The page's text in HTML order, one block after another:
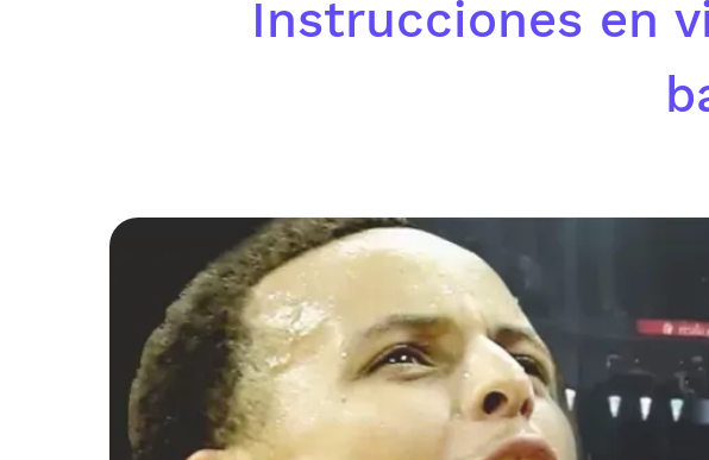
Instrucciones en